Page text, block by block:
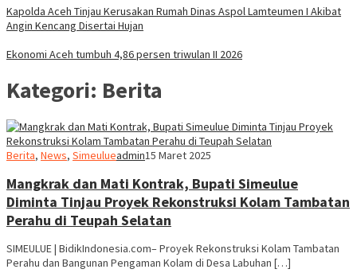
Kapolda Aceh Tinjau Kerusakan Rumah Dinas Aspol Lamteumen I Akibat
Angin Kencang Disertai Hujan
Ekonomi Aceh tumbuh 4,86 persen triwulan II 2026
Kategori: Berita
Berita, News, Simeulueadmin15 Maret 2025
Mangkrak dan Mati Kontrak, Bupati Simeulue
Diminta Tinjau Proyek Rekonstruksi Kolam Tambatan
Perahu di Teupah Selatan
SIMEULUE | BidikIndonesia.com– Proyek Rekonstruksi Kolam Tambatan
Perahu dan Bangunan Pengaman Kolam di Desa Labuhan […]